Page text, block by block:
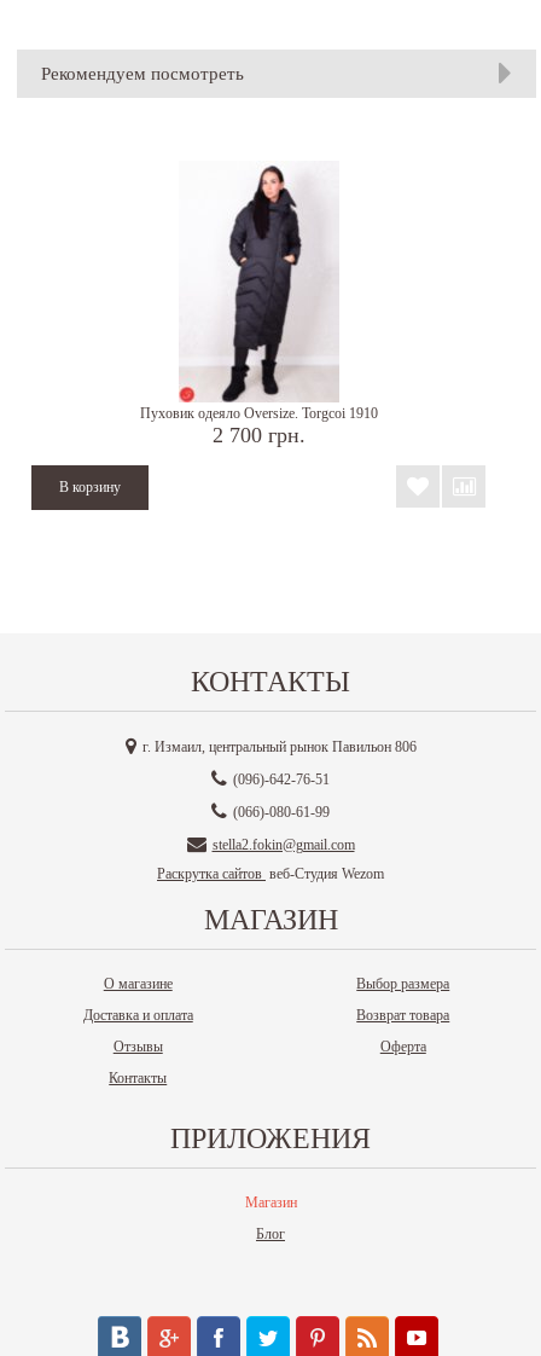
Рекомендуем посмотреть
Пуховик одеяло Oversize. Torgcoi 1910
2 700 грн.
КОНТАКТЫ
г. Измаил, центральный рынок Павильон 806
(096)-642-76-51
(066)-080-61-99
stella2.fokin@gmail.com
Раскрутка сайтов веб-Студия Wezom
МАГАЗИН
О магазине
Выбор размера
Доставка и оплата
Возврат товара
Отзывы
Оферта
Контакты
ПРИЛОЖЕНИЯ
Магазин
Блог